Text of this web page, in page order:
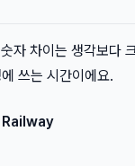
자 차이는 생각보다
쓰는 시간이에요.
Railway